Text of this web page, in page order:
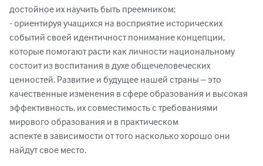
достойное их научить быть преемником;
- ориентируя учащихся на восприятие исторических
событий своей идентичност понимание концепции,
которые помогают расти как личности национальному
состоит из воспитания в духе общечеловеческих
ценностей. Развитие и будущее нашей страны – это
качественные изменения в сфере образования и высокая
эффективность, их совместимость с требованиями
мирового образования и в практическом
аспекте в зависимости от того насколько хорошо они
найдут свое место.